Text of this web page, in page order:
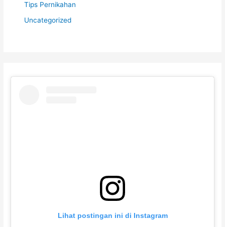
Tips Pernikahan
Uncategorized
Lihat postingan ini di Instagram